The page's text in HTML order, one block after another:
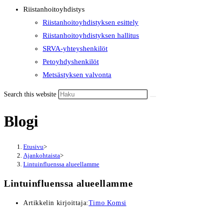
Riistanhoitoyhdistys
Riistanhoitoyhdistyksen esittely
Riistanhoitoyhdistyksen hallitus
SRVA-yhteyshenkilöt
Petoyhdyshenkilöt
Metsästyksen valvonta
Search this website
Blogi
Etusivu>
Ajankohtaista>
Lintuinfluenssa alueellamme
Lintuinfluenssa alueellamme
Artikkelin kirjoittaja:Timo Komsi